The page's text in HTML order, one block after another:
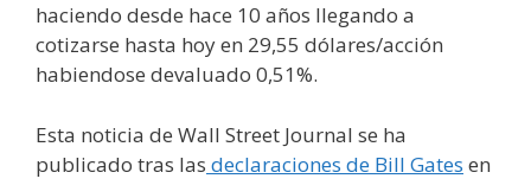
haciendo desde hace 10 años llegando a
cotizarse hasta hoy en 29,55 dólares/acción
habiendose devaluado 0,51%.
Esta noticia de Wall Street Journal se ha
publicado tras las declaraciones de Bill Gates en